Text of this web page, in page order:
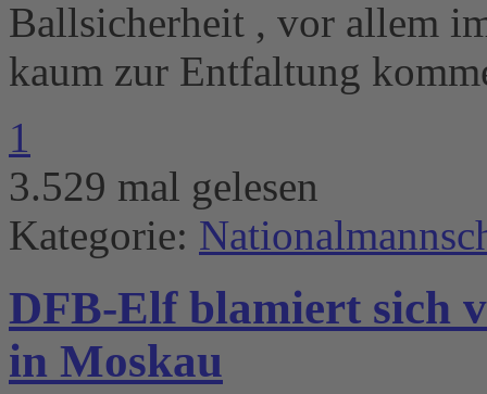
Ballsicherheit , vor allem
kaum zur Entfaltung
1
3.529 mal gelesen
Kategorie:
DFB-Elf blamiert sich
in Moskau